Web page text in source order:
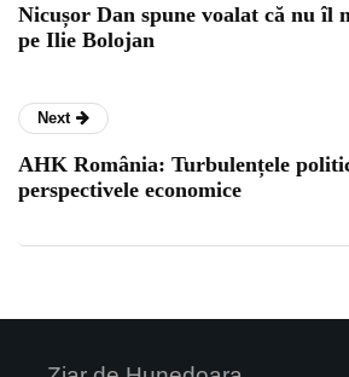
Nicușor Dan spune voalat că nu îl
pe Ilie Bolojan
Next
AHK România: Turbulențele
perspectivele economice